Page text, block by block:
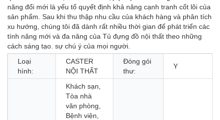
năng đổi mới là yếu tố quyết định khả năng cạnh tranh cốt lõi của
sản phẩm. Sau khi thu thập nhu cầu của khách hàng và phân tích
xu hướng, chúng tôi đã dành rất nhiều thời gian để phát triển các
tính năng mới và đa năng của Tủ đựng đồ nội thất theo những
cách sáng tạo. sự chú ý của mọi người.
Loại
hình:
CASTER
NỘI THẤT
Đóng gói
thư:
Y
Khách sạn,
Tòa nhà
văn phòng,
Bệnh viện,